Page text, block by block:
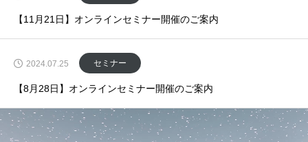
【11月21日】オンラインセミナー開催のご案内
2024.07.25 セミナー
【8月28日】オンラインセミナー開催のご案内